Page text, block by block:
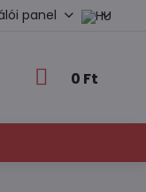
panel
0 Ft